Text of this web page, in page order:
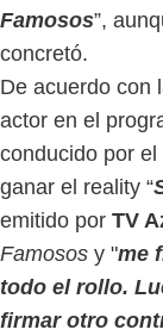
Famosos”,
concretó.
De acuerdo con
actor en el
conducido por
ganar el reality “
emitido por TV
Famosos y "me
todo el rollo.
firmar otro